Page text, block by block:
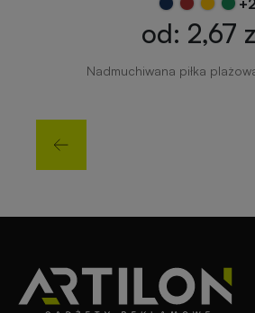
od: 2,67
Nadmuchiwana piłka